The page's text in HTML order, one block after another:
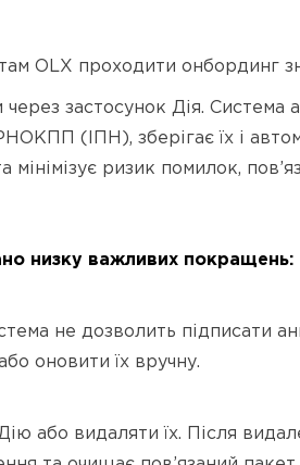
OLX проходити онбординг
застосунок Дія. Система
(ІПН), зберігає їх і
ризик помилок,
низку важливих покращень:
не дозволить підписати
оновити їх вручну.
або видаляти їх. Після